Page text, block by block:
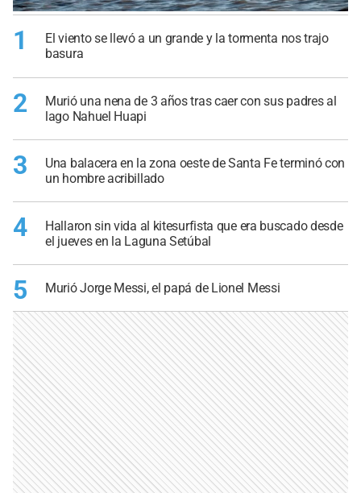
1
El viento se llevó a un grande y la tormenta nos trajo
basura
2
Murió una nena de 3 años tras caer con sus padres al
lago Nahuel Huapi
3
Una balacera en la zona oeste de Santa Fe terminó con
un hombre acribillado
4
Hallaron sin vida al kitesurfista que era buscado desde
el jueves en la Laguna Setúbal
5 Murió Jorge Messi, el papá de Lionel Messi